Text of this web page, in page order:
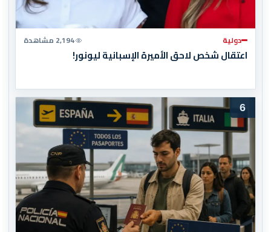
دولية 2,194 مشاهدة
اعتقال شخص لاحق الأميرة الإسبانية ليونور!
6